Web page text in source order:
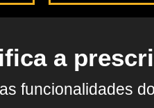
a
funcionalidades